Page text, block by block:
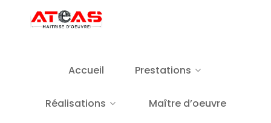
Accueil Prestations
Réalisations Maître d’oeuvre